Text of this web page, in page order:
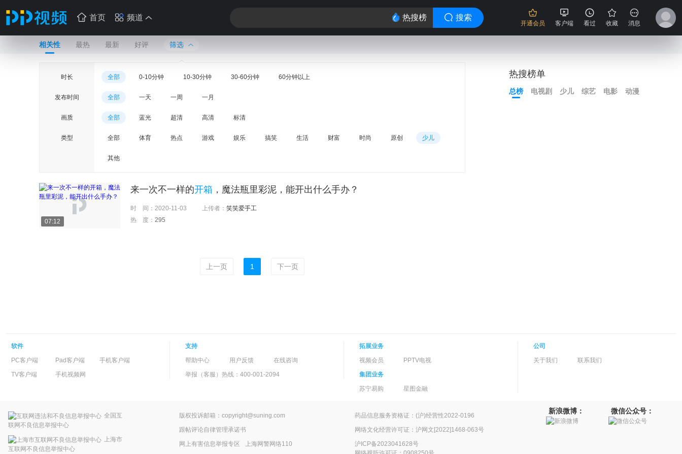
首页 频道 搜索
热搜榜
开通会员 客户端 看过 收藏 消息
相关性 最热 最新 好评 筛选
时长 全部 0-10分钟 10-30分钟 30-60分钟 60分钟以上
发布时间 全部 一天 一周 一月
画质 全部 蓝光 超清 高清 标清
类型 全部 体育 热点 游戏 娱乐 搞笑 生活 财富 时尚 原创 少儿
其他
07:12
来一次不一样的开箱 ，魔法瓶里彩泥，能开出什么手办？
时 间： 2020-11-03 上传者： 笑笑爱手工
热 度： 295
上一页 1 下一页
热搜榜单
总榜 电视剧 少儿 综艺 电影 动漫
软件
PC客户端
Pad客户端
手机客户端
TV客户端
手机视频网
支持
帮助中心
用户反馈
在线咨询
举报（客服）热线：400-001-2094
拓展业务
视频会员
PPTV电视
集团业务
苏宁易购
星图金融
公司
关于我们
联系我们
全国互
联网不良信息举报中心
上海市
互联网不良信息举报中心
版权投诉邮箱：copyright@suning.com
跟帖评论自律管理承诺书
网上有害信息举报专区
上海网警网络110
药品信息服务资格证：(沪)经营性2022-0196
网络文化经营许可证：沪网文[2022]1468-063号
沪ICP备2023041628号
新浪微博： 微信公众号：